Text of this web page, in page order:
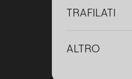
TRAFILATI
ALTRO